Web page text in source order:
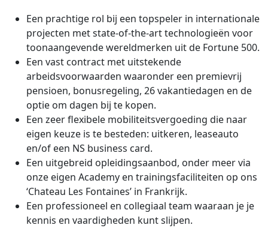
Een prachtige rol bij een topspeler in internationale
projecten met state-of-the-art technologieën voor
toonaangevende wereldmerken uit de Fortune 500.
Een vast contract met uitstekende
arbeidsvoorwaarden waaronder een premievrij
pensioen, bonusregeling, 26 vakantiedagen en de
optie om dagen bij te kopen.
Een zeer flexibele mobiliteitsvergoeding die naar
eigen keuze is te besteden: uitkeren, leaseauto
en/of een NS business card.
Een uitgebreid opleidingsaanbod, onder meer via
onze eigen Academy en trainingsfaciliteiten op ons
‘Chateau Les Fontaines’ in Frankrijk.
Een professioneel en collegiaal team waaraan je je
kennis en vaardigheden kunt slijpen.